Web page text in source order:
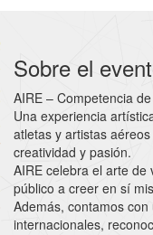
Sobre el
AIRE – Competencia
Una experiencia
atletas y artistas
creatividad y pasión.
AIRE celebra el arte de
público a creer en sí
Además, contamos
internacionales,